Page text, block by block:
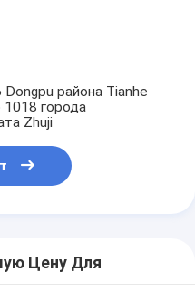
района Tianhe
1018 города
Zhuji
Цену Для